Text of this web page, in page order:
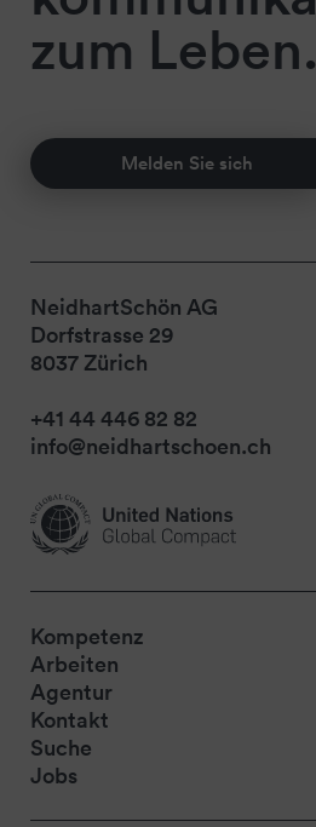
zum Leben.
Melden Sie sich
NeidhartSchön AG
Dorfstrasse 29
8037 Zürich
+41 44 446 82 82
info@neidhartschoen.ch
Kompetenz
Arbeiten
Agentur
Kontakt
Suche
Jobs